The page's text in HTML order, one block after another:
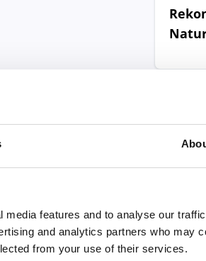
features and to analyse our
and analytics partners who may
from your use of their services.
i